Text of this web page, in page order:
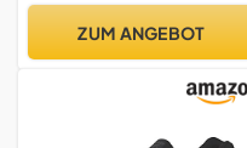
ZUM ANGEBOT